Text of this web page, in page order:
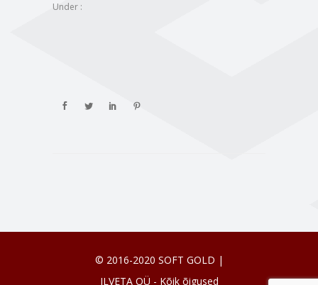
Under :
© 2016-2020 SOFT GOLD |
ILVETA OÜ - Kõik õigused